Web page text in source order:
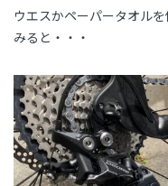
ウエスかペーパータオル
みると・・・